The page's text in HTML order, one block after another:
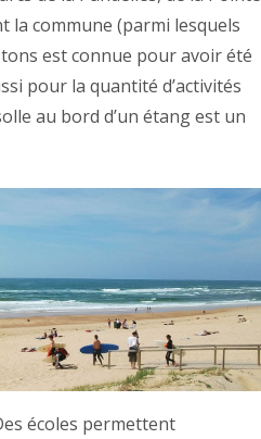
la commune (parmi lesquels
est connue pour avoir été
pour la quantité d’activités
au bord d’un étang est un
écoles permettent